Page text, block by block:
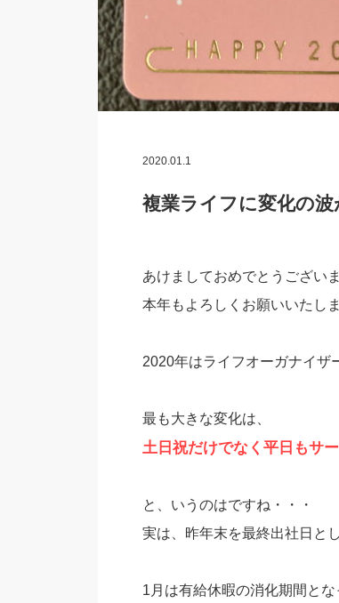
2020.01.1
複業ライフに変化の
あけましておめでとうございま
本年もよろしくお願いいたしま
2020年はライフオーガナイザ
最も大きな変化は、
土日祝だけでなく平日もサ
と、いうのはですね・・・
実は、昨年末を最終出社日と
1月は有給休暇の消化期間とな